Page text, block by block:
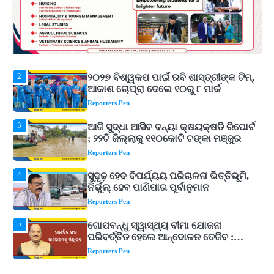
ଆର୍ଥିକ ସଙ୍କଟ
୨୦୨୭ ବିଶ୍ୱକପ ପାଇଁ ରବି ଶାସ୍ତ୍ରୀଙ୍କ ଟିମ୍,
ଆକାଶ ଚୋପ୍ରା ଦେଲେ ୧୦ରୁ ୮ ମାର୍କ
Reporters Pen
3
ଆଜି ସୁଦ୍ଧା ଆସିବ ବନ୍ୟା କ୍ଷୟକ୍ଷତି ରିପୋର୍ଟ
; ୨୨ଟି ଜିଲ୍ଲାକୁ ୧୧୦କୋଟି ଟଙ୍କା ମଞ୍ଜୁର
Reporters Pen
4
ସୁଦୃଢ଼ ହେବ ବିପର୍ଯ୍ୟୟ ପରିଚାଳନା ଭିତ୍ତିଭୂମି,
ନିର୍ଭୁଲ୍ ହେବ ପାଣିପାଗ ପୂର୍ବାନୁମାନ
Reporters Pen
5
ଗୋପବନ୍ଧୁ ସ୍ୱାସ୍ଥ୍ୟ ବୀମା ଯୋଜନା
ପରିବର୍ତ୍ତିତ ହେଲେ ଆନ୍ଦୋଳନ ତେଜିବ :
ଉତ୍କଳ ସାମ୍ବାଦିକ ସଂଘ
Reporters Pen
1
Shiva Mantras Sawan 2026: ଶ୍ରାବଣରେ
ନିୟମିତ ଜପ କରନ୍ତୁ ଭଗବାନ ଶିବଙ୍କ ଏହି
୩ଟି ଶକ୍ତିଶାଳୀ ମନ୍ତ୍ର, ଦୂର ହୋଇପାରେ
ଆର୍ଥିକ ସଙ୍କଟ
Reporters Pen